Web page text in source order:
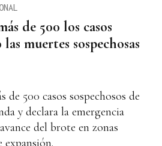
de 500 los casos
las muertes sospechosas
de 500 casos sospechosos de
y declara la emergencia
del brote en zonas